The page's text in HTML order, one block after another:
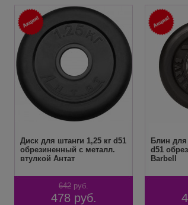
Диск для штанги 1,25 кг d51
обрезиненный с металл.
втулкой Антат
642 руб.
478 руб.
Блин для
d51
Barbell